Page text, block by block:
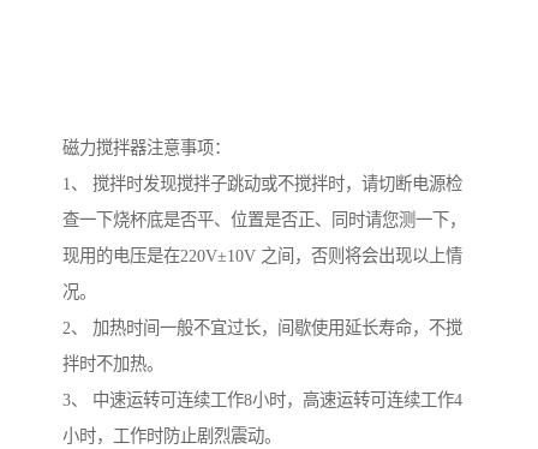
磁力搅拌器注意事项：
1、 搅拌时发现搅拌子跳动或不搅拌时，请切断电源检
查一下烧杯底是否平、位置是否正、同时请您测一下，
现用的电压是在220V±10V 之间，否则将会出现以上情
况。
2、 加热时间一般不宜过长，间歇使用延长寿命，不搅
拌时不加热。
3、 中速运转可连续工作8小时，高速运转可连续工作4
小时，工作时防止剧烈震动。